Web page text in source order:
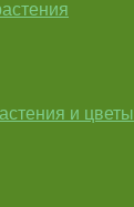
и цветы